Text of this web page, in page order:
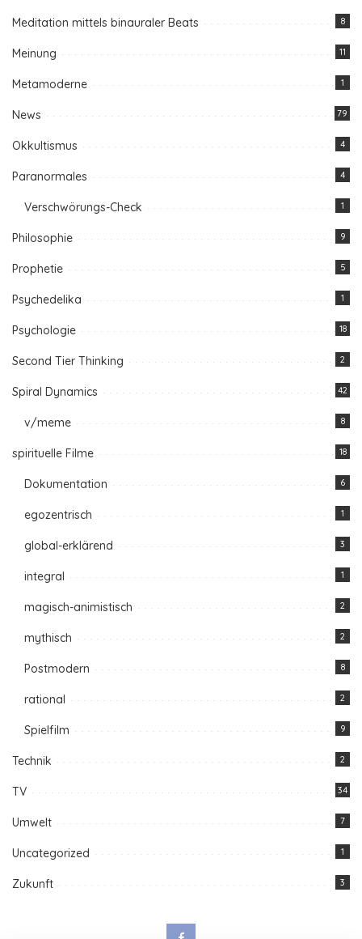
Meditation mittels binauraler Beats 8
Meinung 11
Metamoderne 1
News 79
Okkultismus 4
Paranormales 4
Verschwörungs-Check 1
Philosophie 9
Prophetie 5
Psychedelika 1
Psychologie 18
Second Tier Thinking 2
Spiral Dynamics 42
v/meme 8
spirituelle Filme 18
Dokumentation 6
egozentrisch 1
global-erklärend 3
integral 1
magisch-animistisch 2
mythisch 2
Postmodern 8
rational 2
Spielfilm 9
Technik 2
TV 34
Umwelt 7
Uncategorized 1
Zukunft 3